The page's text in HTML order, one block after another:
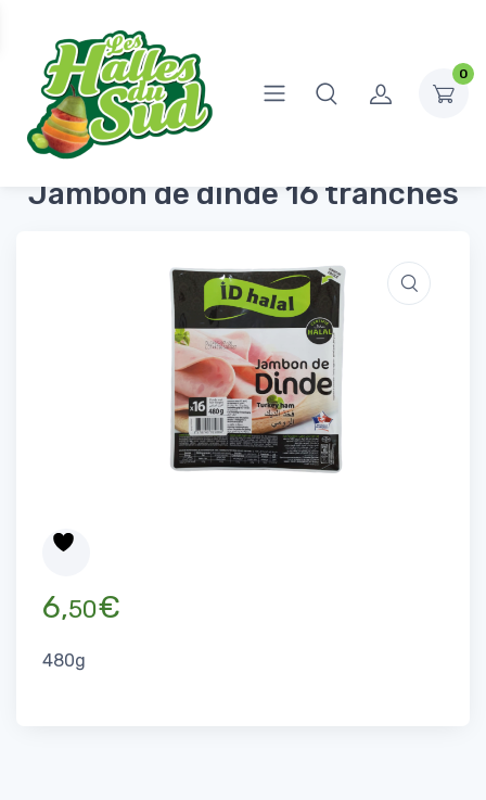
0
Accueil Produits Frais
Jambon de dinde 16 tranches
Jambon de dinde 16 tranches
6,50€
480g